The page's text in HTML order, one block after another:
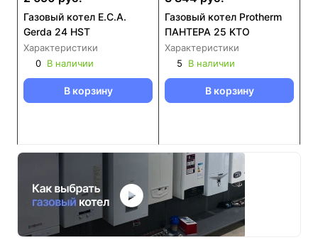
Газовый котел E.C.A.
Gerda 24 HST
Характеристики
0 В наличии
В корзину
Газовый котел Protherm
ПАНТЕРА 25 KTO
Характеристики
5
В наличии
В корзину